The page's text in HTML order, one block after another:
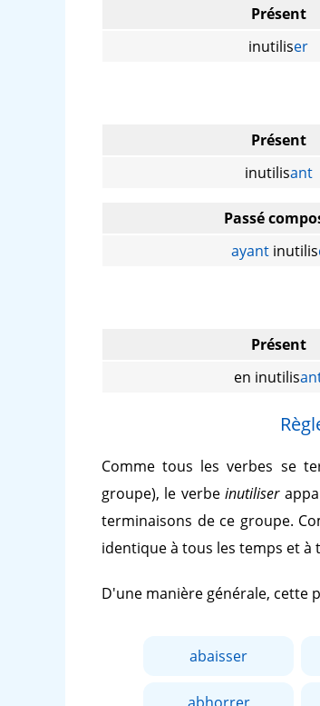
Présent
inutiliser
Présent
inutilisant
Passé
ayantinutilis
Présent
en inutilis
Comme tous les verbes se
groupe), le verbeinutiliser
terminaisons de ce groupe.
identique à tous les temps et à
D'une manière générale, cette
abaisser